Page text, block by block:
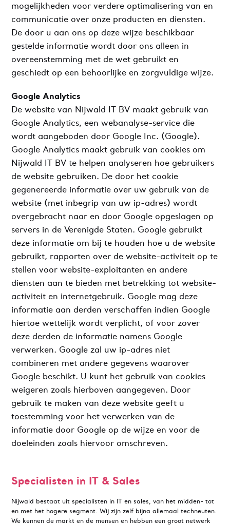
mogelijkheden voor verdere optimalisering van en
communicatie over onze producten en diensten.
De door u aan ons op deze wijze beschikbaar
gestelde informatie wordt door ons alleen in
overeenstemming met de wet gebruikt en
geschiedt op een behoorlijke en zorgvuldige wijze.
Google Analytics
De website van Nijwald IT BV maakt gebruik van
Google Analytics, een webanalyse-service die
wordt aangeboden door Google Inc. (Google).
Google Analytics maakt gebruik van cookies om
Nijwald IT BV te helpen analyseren hoe gebruikers
de website gebruiken. De door het cookie
gegenereerde informatie over uw gebruik van de
website (met inbegrip van uw ip-adres) wordt
overgebracht naar en door Google opgeslagen op
servers in de Verenigde Staten. Google gebruikt
deze informatie om bij te houden hoe u de website
gebruikt, rapporten over de website-activiteit op te
stellen voor website-exploitanten en andere
diensten aan te bieden met betrekking tot website-
activiteit en internetgebruik. Google mag deze
informatie aan derden verschaffen indien Google
hiertoe wettelijk wordt verplicht, of voor zover
deze derden de informatie namens Google
verwerken. Google zal uw ip-adres niet
combineren met andere gegevens waarover
Google beschikt. U kunt het gebruik van cookies
weigeren zoals hierboven aangegeven. Door
gebruik te maken van deze website geeft u
toestemming voor het verwerken van de
informatie door Google op de wijze en voor de
doeleinden zoals hiervoor omschreven.
Specialisten in IT & Sales
Nijwald bestaat uit specialisten in IT en sales, van het midden- tot
en met het hogere segment. Wij zijn zelf bijna allemaal techneuten.
We kennen de markt en de mensen en hebben een groot netwerk